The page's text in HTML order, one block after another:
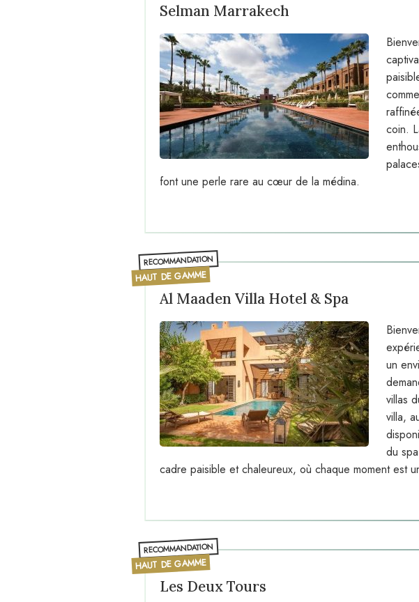
Selman Marrakech
coin.
font une perle rare au cœur de la médina.
RECOMMANDATION
HAUT DE GAMME
Al Maaden Villa Hotel & Spa
un
villas
villa,
du
cadre paisible et chaleureux, où chaque moment est
RECOMMANDATION
HAUT DE GAMME
Les Deux Tours